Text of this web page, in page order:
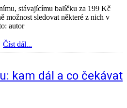
stávajícímu balíčku za 199 Kč
možnost sledovat některé z nich v
autor
Číst dál...
kam dál a co čekávat